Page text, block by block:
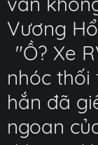
Vương
"Ồ? Xe
nhóc thối
hắn đã
ngoan